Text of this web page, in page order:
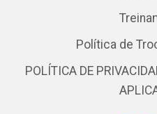
Política de
POLÍTICA DE